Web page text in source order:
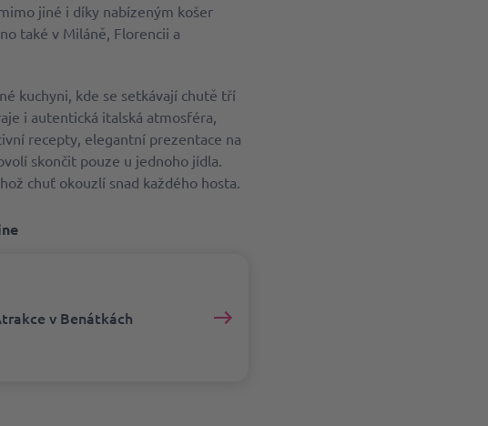
jiné i díky nabízeným košer
také v Miláně, Florencii a
kuchyni, kde se setkávají chutě tří
i autentická italská atmosféra,
recepty, elegantní prezentace na
skončit pouze u jednoho jídla.
chuť okouzlí snad každého hosta.
v Benátkách